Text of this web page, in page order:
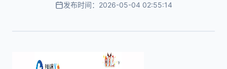
发布时间：2026-05-04 02:55:14